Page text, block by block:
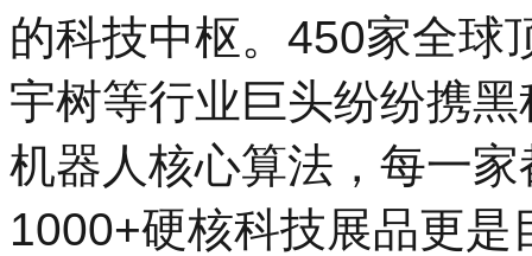
的科技中枢。450家全球
宇树等行业巨头纷纷携
机器人核心算法，每一家
1000+硬核科技展品更